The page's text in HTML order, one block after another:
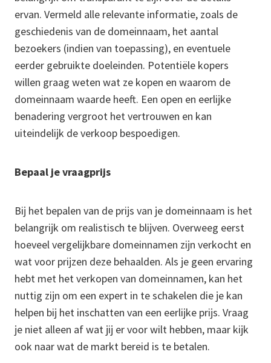
ervan. Vermeld alle relevante informatie, zoals de
geschiedenis van de domeinnaam, het aantal
bezoekers (indien van toepassing), en eventuele
eerder gebruikte doeleinden. Potentiële kopers
willen graag weten wat ze kopen en waarom de
domeinnaam waarde heeft. Een open en eerlijke
benadering vergroot het vertrouwen en kan
uiteindelijk de verkoop bespoedigen.
Bepaal je vraagprijs
Bij het bepalen van de prijs van je domeinnaam is het
belangrijk om realistisch te blijven. Overweeg eerst
hoeveel vergelijkbare domeinnamen zijn verkocht en
wat voor prijzen deze behaalden. Als je geen ervaring
hebt met het verkopen van domeinnamen, kan het
nuttig zijn om een expert in te schakelen die je kan
helpen bij het inschatten van een eerlijke prijs. Vraag
je niet alleen af wat jij er voor wilt hebben, maar kijk
ook naar wat de markt bereid is te betalen.